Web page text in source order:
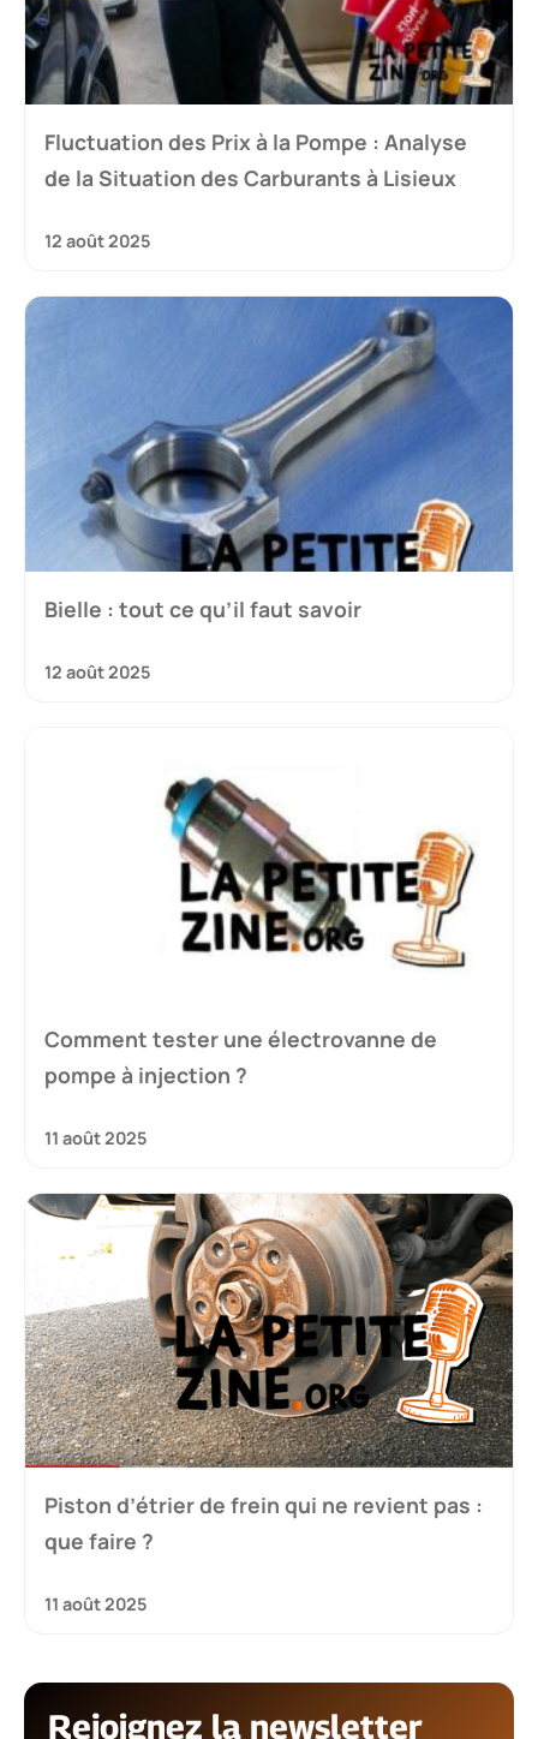
Fluctuation des Prix à la Pompe : Analyse
de la Situation des Carburants à Lisieux
12 août 2025
Bielle : tout ce qu’il faut savoir
12 août 2025
Comment tester une électrovanne de
pompe à injection ?
11 août 2025
Piston d’étrier de frein qui ne revient pas :
que faire ?
11 août 2025
Rejoignez la newsletter